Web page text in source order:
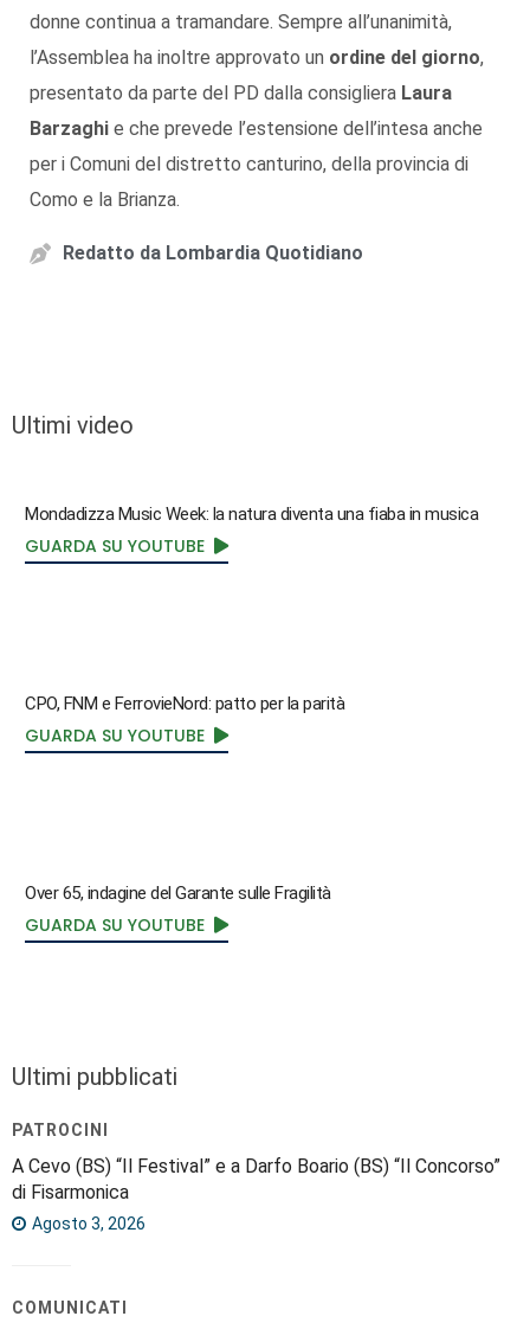
donne continua a tramandare. Sempre all’unanimità,
l’Assemblea ha inoltre approvato un ordine del giorno,
presentato da parte del PD dalla consigliera Laura
Barzaghi e che prevede l’estensione dell’intesa anche
per i Comuni del distretto canturino, della provincia di
Como e la Brianza.
Redatto da Lombardia Quotidiano
Ultimi video
Mondadizza Music Week: la natura diventa una fiaba in musica
GUARDA SU YOUTUBE
CPO, FNM e FerrovieNord: patto per la parità
GUARDA SU YOUTUBE
Over 65, indagine del Garante sulle Fragilità
GUARDA SU YOUTUBE
Ultimi pubblicati
PATROCINI
A Cevo (BS) “Il Festival” e a Darfo Boario (BS) “Il Concorso”
di Fisarmonica
Agosto 3, 2026
COMUNICATI